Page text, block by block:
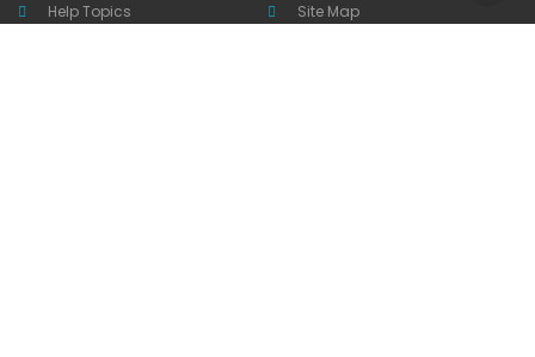
Help Topics Site Map